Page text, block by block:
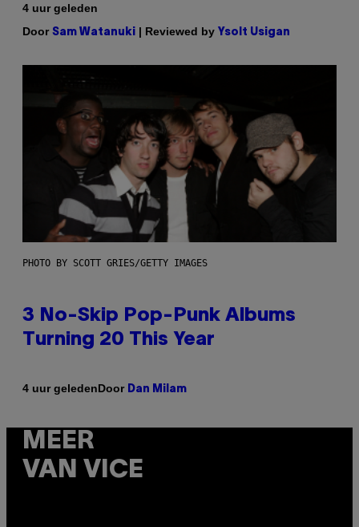
4 uur geleden
Door Sam Watanuki | Reviewed by Ysolt Usigan
PHOTO BY SCOTT GRIES/GETTY IMAGES
3 No-Skip Pop-Punk Albums
Turning 20 This Year
4 uur geledenDoor Dan Milam
MEER
VAN VICE